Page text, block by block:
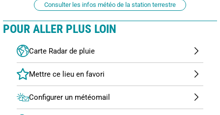
Consulter les infos météo de la station terrestre
POUR ALLER PLUS LOIN
Carte Radar de pluie
Configurer un météomail